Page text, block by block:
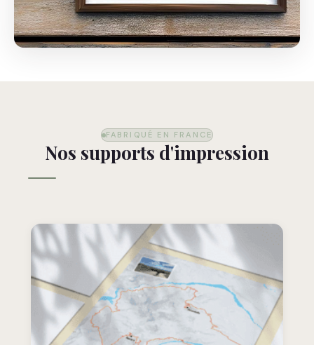
FABRIQUÉ EN FRANCE
Nos supports d'impression